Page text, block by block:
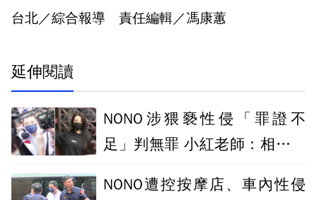
台北／綜合報導 責任編輯／馮康蕙
延伸閱讀
NONO涉猥褻性侵「罪證不
足」判無罪 小紅老師：相信壞
NONO遭控按摩店、車內性侵